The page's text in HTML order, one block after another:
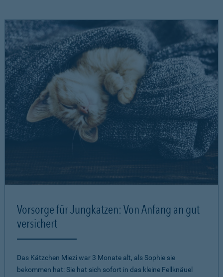
Vorsorge für Jungkatzen: Von Anfang an gut
versichert
Das Kätzchen Miezi war 3 Monate alt, als Sophie sie
bekommen hat: Sie hat sich sofort in das kleine Fellknäuel